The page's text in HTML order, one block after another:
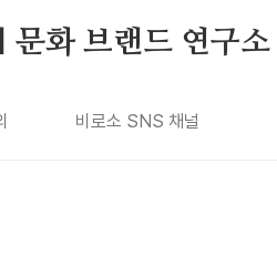
문화 브랜드 연구소
비로소 SNS 채널